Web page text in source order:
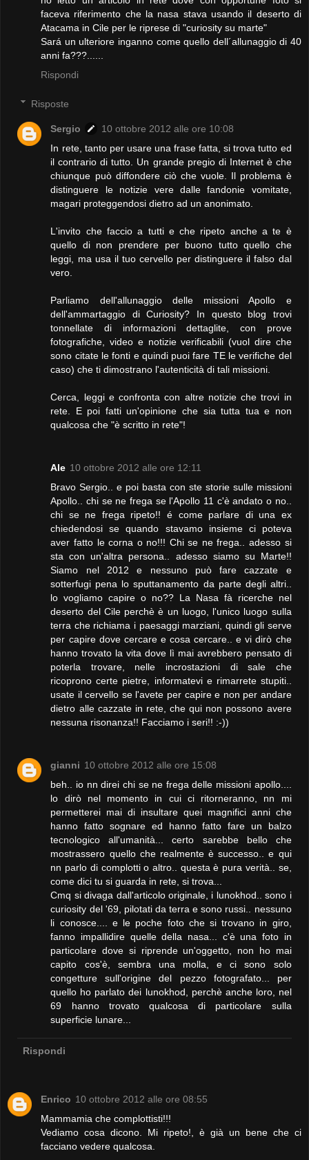
faceva riferimento che la nasa stava usando il deserto di
Atacama in Cile per le riprese di "curiosity su marte"
Sará un ulteriore inganno come quello dell´allunaggio di 40
anni fa???......
Rispondi
Risposte
Sergio
10 ottobre 2012 alle ore 10:08
In rete, tanto per usare una frase fatta, si trova tutto ed
il contrario di tutto. Un grande pregio di Internet è che
chiunque può diffondere ciò che vuole. Il problema è
distinguere le notizie vere dalle fandonie vomitate,
magari proteggendosi dietro ad un anonimato.
L'invito che faccio a tutti e che ripeto anche a te è
quello di non prendere per buono tutto quello che
leggi, ma usa il tuo cervello per distinguere il falso dal
vero.
Parliamo dell'allunaggio delle missioni Apollo e
dell'ammartaggio di Curiosity? In questo blog trovi
tonnellate di informazioni dettaglite, con prove
fotografiche, video e notizie verificabili (vuol dire che
sono citate le fonti e quindi puoi fare TE le verifiche del
caso) che ti dimostrano l'autenticità di tali missioni.
Cerca, leggi e confronta con altre notizie che trovi in
rete. E poi fatti un'opinione che sia tutta tua e non
qualcosa che "è scritto in rete"!
Ale 10 ottobre 2012 alle ore 12:11
Bravo Sergio.. e poi basta con ste storie sulle missioni
Apollo.. chi se ne frega se l'Apollo 11 c'è andato o no..
chi se ne frega ripeto!! é come parlare di una ex
chiedendosi se quando stavamo insieme ci poteva
aver fatto le corna o no!!! Chi se ne frega.. adesso si
sta con un'altra persona.. adesso siamo su Marte!!
Siamo nel 2012 e nessuno può fare cazzate e
sotterfugi pena lo sputtanamento da parte degli altri..
lo vogliamo capire o no?? La Nasa fà ricerche nel
deserto del Cile perchè è un luogo, l'unico luogo sulla
terra che richiama i paesaggi marziani, quindi gli serve
per capire dove cercare e cosa cercare.. e vi dirò che
hanno trovato la vita dove lì mai avrebbero pensato di
poterla trovare, nelle incrostazioni di sale che
ricoprono certe pietre, informatevi e rimarrete stupiti..
usate il cervello se l'avete per capire e non per andare
dietro alle cazzate in rete, che qui non possono avere
nessuna risonanza!! Facciamo i seri!! :-))
gianni 10 ottobre 2012 alle ore 15:08
beh.. io nn direi chi se ne frega delle missioni apollo....
lo dirò nel momento in cui ci ritorneranno, nn mi
permetterei mai di insultare quei magnifici anni che
hanno fatto sognare ed hanno fatto fare un balzo
tecnologico all'umanità... certo sarebbe bello che
mostrassero quello che realmente è successo.. e qui
nn parlo di complotti o altro.. questa è pura verità.. se,
come dici tu si guarda in rete, si trova...
Cmq si divaga dall'articolo originale, i lunokhod.. sono i
curiosity del '69, pilotati da terra e sono russi.. nessuno
li conosce.... e le poche foto che si trovano in giro,
fanno impallidire quelle della nasa... c'è una foto in
particolare dove si riprende un'oggetto, non ho mai
capito cos'è, sembra una molla, e ci sono solo
congetture sull'origine del pezzo fotografato... per
quello ho parlato dei lunokhod, perchè anche loro, nel
69 hanno trovato qualcosa di particolare sulla
superficie lunare...
Rispondi
Enrico 10 ottobre 2012 alle ore 08:55
Mammamia che complottisti!!!
Vediamo cosa dicono. Mi ripeto!, è già un bene che ci
facciano vedere qualcosa.